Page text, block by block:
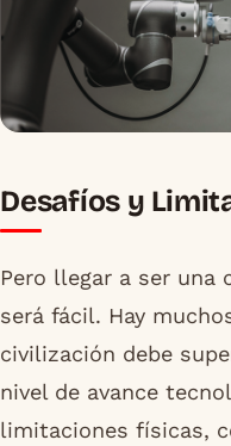
Desafíos y
Pero llegar a ser una
será fácil. Hay
civilización debe
nivel de avance
limitaciones físicas,